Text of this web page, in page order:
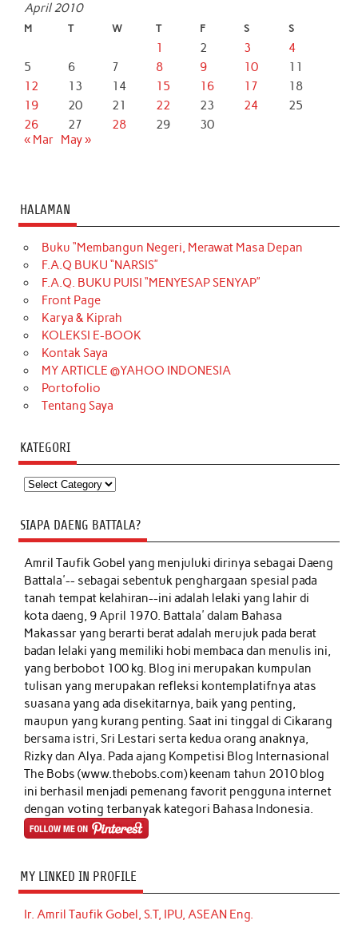
April 2010
M T W T F S S
1 2 3
4
5
6 7 8 9 10
11
12
13 14 15 16 17
18
19
20 21 22 23 24
25
26
27 28 29
30
« Mar May »
HALAMAN
Buku “Membangun Negeri, Merawat Masa Depan
F.A.Q BUKU “NARSIS”
F.A.Q. BUKU PUISI “MENYESAP SENYAP”
Front Page
Karya & Kiprah
KOLEKSI E-BOOK
Kontak Saya
MY ARTICLE @YAHOO INDONESIA
Portofolio
Tentang Saya
KATEGORI
Kategori
SIAPA DAENG BATTALA?
Amril Taufik Gobelyang menjuluki dirinya sebagai Daeng
Battala'-- sebagai sebentuk penghargaan spesial pada
tanah tempat kelahiran--ini adalah lelaki yang lahir di
kota daeng, 9 April 1970. Battala' dalam Bahasa
Makassar yang berarti berat adalah merujuk pada berat
badan lelaki yang memiliki hobi membaca dan menulis ini,
yang berbobot 100 kg. Blog ini merupakan kumpulan
tulisan yang merupakan refleksi kontemplatifnya atas
suasana yang ada disekitarnya, baik yang penting,
maupun yang kurang penting. Saat ini tinggal di Cikarang
bersama istri, Sri Lestari serta kedua orang anaknya,
Rizky dan Alya. Pada ajang Kompetisi Blog Internasional
The Bobs (www.thebobs.com) keenam tahun 2010 blog
ini berhasil menjadi pemenang favorit pengguna internet
dengan voting terbanyak kategori Bahasa Indonesia.
MY LINKED IN PROFILE
Ir. Amril Taufik Gobel, S.T, IPU, ASEAN Eng.